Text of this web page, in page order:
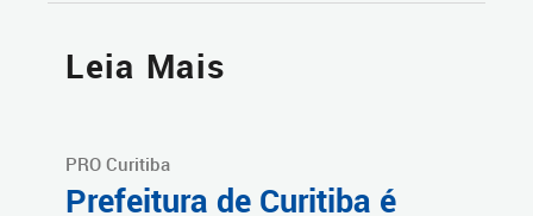
Leia Mais
PRO Curitiba
Prefeitura de Curitiba é